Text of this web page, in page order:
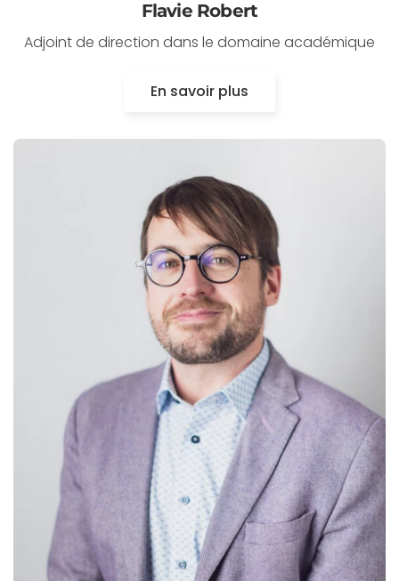
Flavie Robert
Adjoint de direction dans le domaine académique
En savoir plus